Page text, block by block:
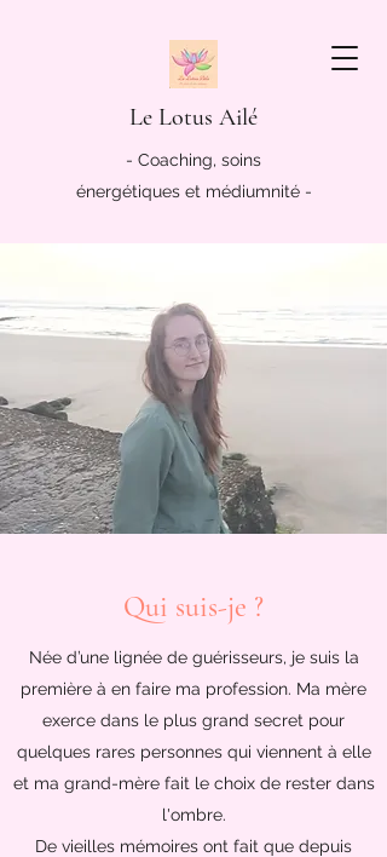
Le Lotus Ailé
- Coaching, soins
énergétiques et médiumnité -
Qui suis-je ?
Née d’une lignée de guérisseurs, je suis la
première à en faire ma profession. Ma mère
exerce dans le plus grand secret pour
quelques rares personnes qui viennent à elle
et ma grand-mère fait le choix de rester dans
l'ombre.
De vieilles mémoires ont fait que depuis